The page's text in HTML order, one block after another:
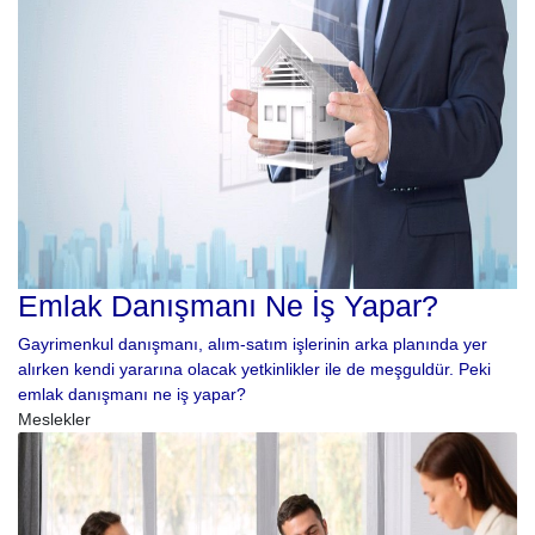
Emlak Danışmanı Ne İş Yapar?
Gayrimenkul danışmanı, alım-satım işlerinin arka planında yer
alırken kendi yararına olacak yetkinlikler ile de meşguldür. Peki
emlak danışmanı ne iş yapar?
Meslekler